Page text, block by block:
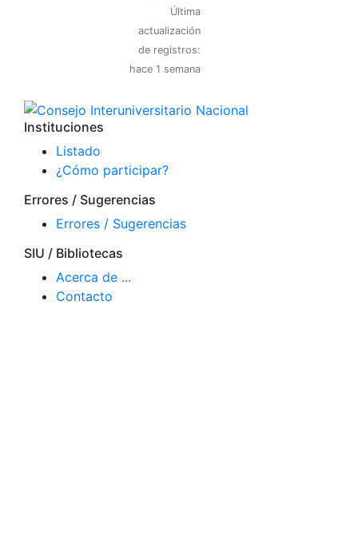
Última
actualización
de registros:
hace 1 semana
Instituciones
Listado
¿Cómo participar?
Errores / Sugerencias
Errores / Sugerencias
SIU / Bibliotecas
Acerca de ...
Contacto